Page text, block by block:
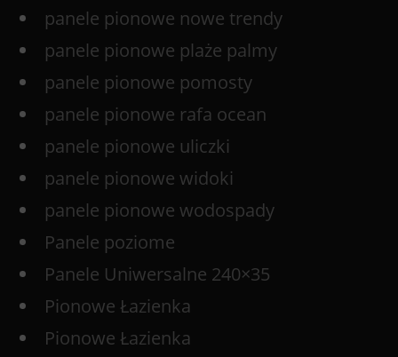
panele pionowe nowe trendy
panele pionowe plaże palmy
panele pionowe pomosty
panele pionowe rafa ocean
panele pionowe uliczki
panele pionowe widoki
panele pionowe wodospady
Panele poziome
Panele Uniwersalne 240×35
Pionowe Łazienka
Pionowe Łazienka